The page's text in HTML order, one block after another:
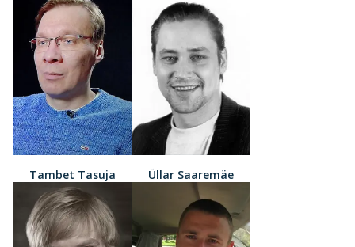
Tambet Tasuja Üllar Saaremäe